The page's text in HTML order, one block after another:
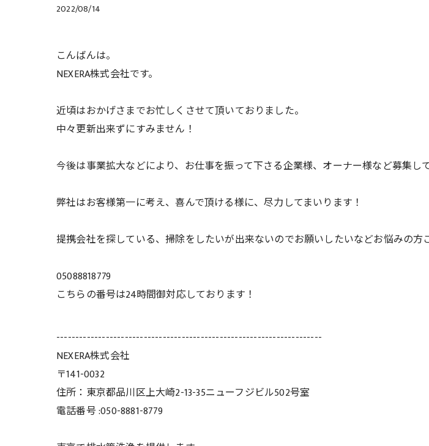
2022/08/14
こんばんは。
NEXERA株式会社です。
近頃はおかげさまでお忙しくさせて頂いておりました。
中々更新出来ずにすみません！
今後は事業拡大などにより、お仕事を振って下さる企業様、オーナー様など募集し
弊社はお客様第一に考え、喜んで頂ける様に、尽力してまいります！
提携会社を探している、掃除をしたいが出来ないのでお願いしたいなどお悩みの方
05088818779
こちらの番号は24時間御対応しております！
----------------------------------------------------------------------
NEXERA株式会社
〒141-0032
住所：東京都品川区上大崎2-13-35ニューフジビル502号室
電話番号 :050-8881-8779